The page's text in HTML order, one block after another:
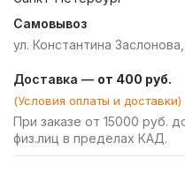
Самовывоз
ул. Константина
Доставка — от 400 руб.
(Условия оплаты и доставки)
При заказе от 15000 руб.
физ.лиц в пределах КАД.